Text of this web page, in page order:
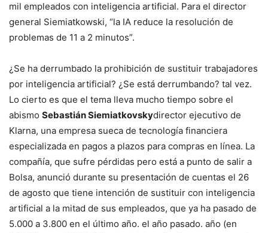
mil empleados con inteligencia artificial. Para el director
general Siemiatkowski, “la IA reduce la resolución de
problemas de 11 a 2 minutos”.
¿Se ha derrumbado la prohibición de sustituir trabajadores
por inteligencia artificial? ¿Se está derrumbando? tal vez.
Lo cierto es que el tema lleva mucho tiempo sobre el
abismo Sebastián Siemiatkovskydirector ejecutivo de
Klarna, una empresa sueca de tecnología financiera
especializada en pagos a plazos para compras en línea. La
compañía, que sufre pérdidas pero está a punto de salir a
Bolsa, anunció durante su presentación de cuentas el 26
de agosto que tiene intención de sustituir con inteligencia
artificial a la mitad de sus empleados, que ya ha pasado de
5.000 a 3.800 en el último año. el año pasado. año (en